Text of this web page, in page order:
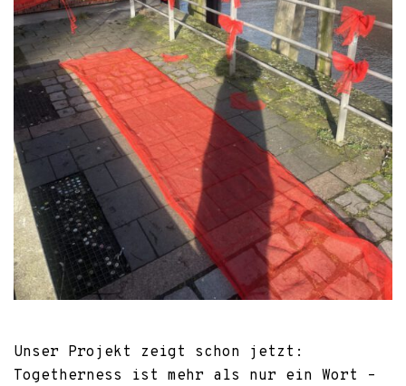
Unser Projekt zeigt schon jetzt:
Togetherness ist mehr als nur ein Wort –